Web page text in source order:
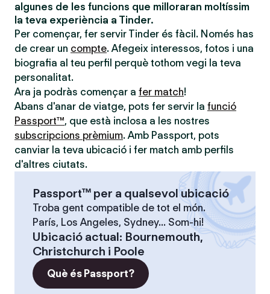
algunes de les funcions que milloraran moltíssim
la teva experiència a Tinder.
Per començar, fer servir Tinder és fàcil. Només has
de crear un compte. Afegeix interessos, fotos i una
biografia al teu perfil perquè tothom vegi la teva
personalitat.
Ara ja podràs començar a fer match!
Abans d'anar de viatge, pots fer servir la funció
Passport™, que està inclosa a les nostres
subscripcions prèmium. Amb Passport, pots
canviar la teva ubicació i fer match amb perfils
d'altres ciutats.
Passport™ per a qualsevol ubicació
Troba gent compatible de tot el món.
París, Los Angeles, Sydney... Som-hi!
Ubicació actual: Bournemouth,
Christchurch i Poole
Què és Passport?